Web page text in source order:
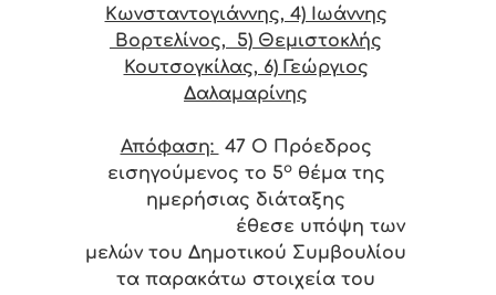
Κωνσταντογιάννης, 4) Ιωάννης
Βορτελίνος, 5) Θεμιστοκλής
Κουτσογκίλας, 6) Γεώργιος
Δαλαμαρίνης
Απόφαση: 47Ο Πρόεδρος
εισηγούμενος το 5οθέμα της
ημερήσιας διάταξης
έθεσε υπόψη των
μελών του Δημοτικού Συμβουλίου
τα παρακάτω στοιχεία του